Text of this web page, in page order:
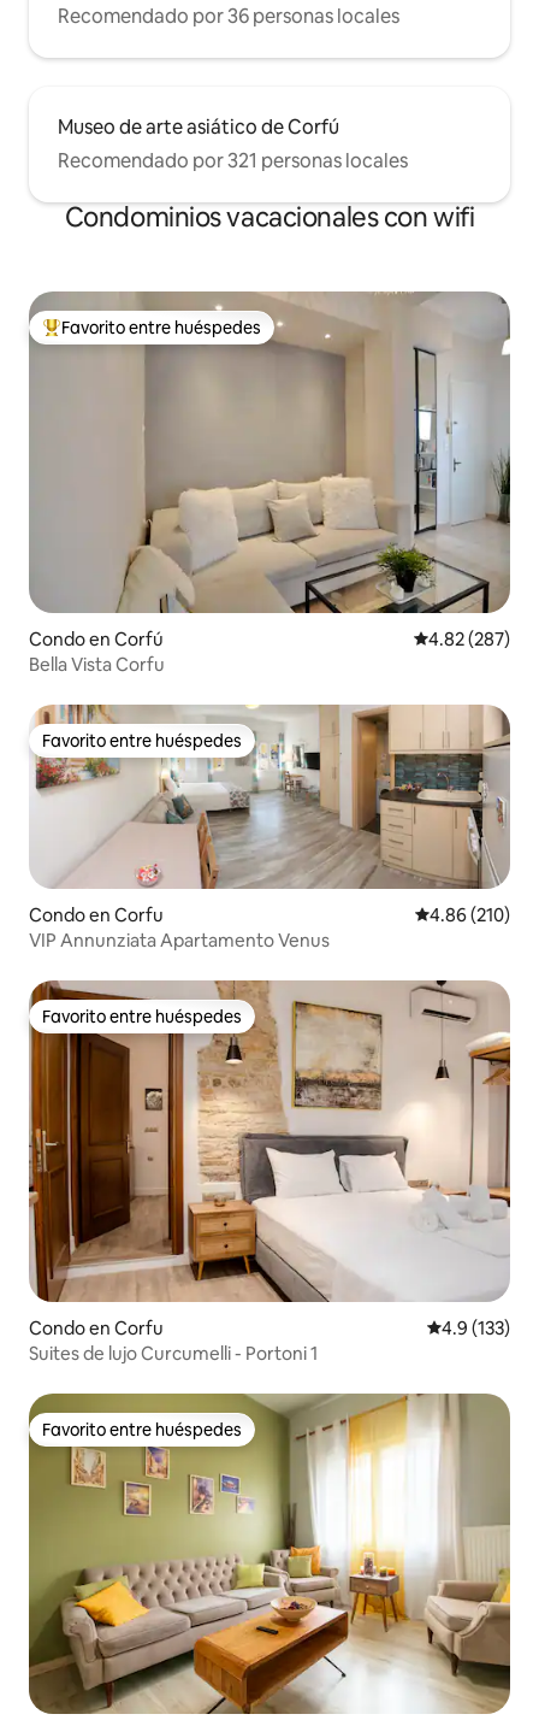
Recomendado por 36 personas locales
Museo de arte asiático de Corfú
Recomendado por 321 personas locales
Condominios vacacionales con wifi
Favorito entre huéspedes preferido
Favorito entre huéspedes
Condo en Corfú Calificación
4.82 (287)
Bella Vista Corfu
Favorito entre huéspedes
Favorito entre huéspedes
Condo en Corfu Calificación
4.86 (210)
VIP Annunziata Apartamento Venus
Favorito entre huéspedes
Favorito entre huéspedes
Condo en Corfu Calificación
4.9 (133)
Suites de lujo Curcumelli - Portoni 1
Favorito entre huéspedes
Favorito entre huéspedes